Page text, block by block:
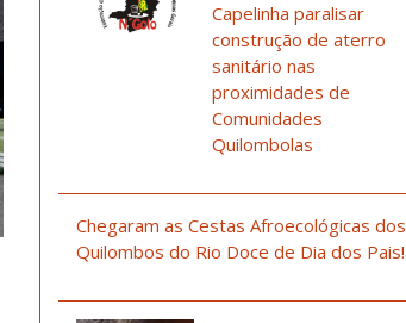
Capelinha paralisar
construção de aterro
sanitário nas
proximidades de
Comunidades
Quilombolas
Chegaram as Cestas Afroecológicas dos
Quilombos do Rio Doce de Dia dos Pais!